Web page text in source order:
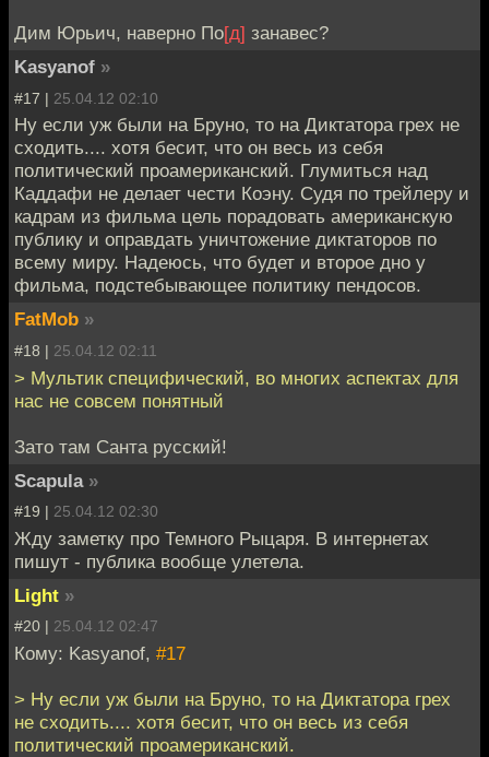
Дим Юрьич, наверно По[д] занавес?
Kasyanof »
#17 | 25.04.12 02:10
Ну если уж были на Бруно, то на Диктатора грех не
сходить.... хотя бесит, что он весь из себя
политический проамериканский. Глумиться над
Каддафи не делает чести Коэну. Судя по трейлеру и
кадрам из фильма цель порадовать американскую
публику и оправдать уничтожение диктаторов по
всему миру. Надеюсь, что будет и второе дно у
фильма, подстебывающее политику пендосов.
FatMob »
#18 | 25.04.12 02:11
> Мультик специфический, во многих аспектах для
нас не совсем понятный
Зато там Санта русский!
Scapula »
#19 | 25.04.12 02:30
Жду заметку про Темного Рыцаря. В интернетах
пишут - публика вообще улетела.
Light »
#20 | 25.04.12 02:47
Кому: Kasyanof, #17
> Ну если уж были на Бруно, то на Диктатора грех
не сходить.... хотя бесит, что он весь из себя
политический проамериканский.